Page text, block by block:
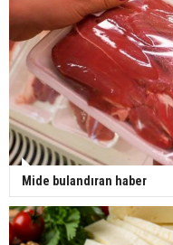
Mide bulandıran haber